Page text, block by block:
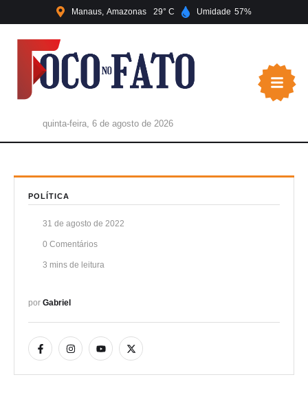
Manaus Amazonas 29 Umidade 57
quinta-feira, 6 de agosto de 2026
POLÍTICA
31 de agosto de 2022
0 Comentários
3 mins de leitura
por Gabriel